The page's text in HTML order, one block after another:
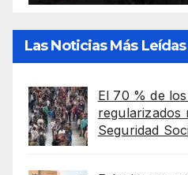
Las Noticias Más
El 70 % de
regularizados
Seguridad